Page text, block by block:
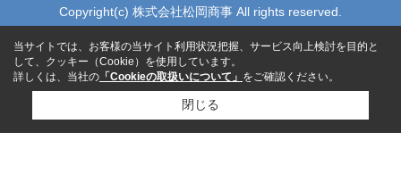
Copyright(c) 株式会社松岡商事 All rights reserved.
当サイトでは、お客様の当サイト利用状況把握、サービス向上検討を目的と
して、クッキー（Cookie）を使用しています。
詳しくは、当社の 「Cookieの取扱いについて」 をご確認ください。
閉じる